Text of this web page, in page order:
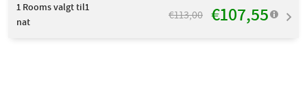
1 Rooms valgt til1
nat
€113,00 €107,55